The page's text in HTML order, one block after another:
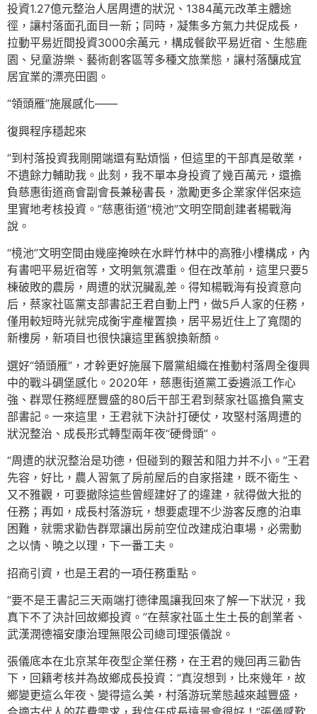
投資1.27億元整治人居周遭的狀況、1384萬元改革主體途
徑，讓村落面孔面目一新；同時，凝集多方氣力共促成長，
拉動平易近間投資3000余萬元，構成餐飲平易近宿、生態鹿
園、兒童游樂、藝術創客區等多種文旅業態，讓村落釀成宜
居宜業的漂亮田園。
“領頭雁”施展感化——
復興程序穩起來
“到村落投資我剛開端還有點煩惱，但這里的干部真是敬業，
不遺餘力輔助我。此刻，我不單本身投資了幾百萬元，還擔
負慈惠街道商會副會長兼秘書長，激勵更多企業家伴侶來這
里實地考核投資。”慈惠街道“樈池”文明空間創建者楊戰海
說。
“樈池”文明空間由幾座掩映在水畔竹林中的高雅小樓構成，內
有書吧平易近宿等，文明氣氛濃重。但在改革前，這里只要5
棟破敗的農房，周遭的狀況臟亂差。得知楊戰海有投資意向
后，蔡家社區黨支部書記王君自動上門，做5戶人家的任務，
僅用較短時光就完成衡宇產權置換，居平易近住上了寬闊的
新樓房，新項目也很快讓這里舊貌換新顏。
選好“領頭雁”，才幹更好施展下層黨組織在推動村落周全復興
中的戰斗碉堡感化。2020年，慈惠街道黨工委遴派工作心
強、群眾任務經歷豐盛的80后干部王君到蔡家社區擔負黨支
部書記。一來這里，王君就下決計打硬仗，攻堅村落周遭的
狀況整治、成長形式轉型兩年夜“硬骨頭”。
“周遭的狀況整治是功德，但碰到的艱苦和阻力并不小。”王君
先容，好比，農人習氣了房前屋后的自家搭建，既不衛生、
又不雅觀，可要撤除這些曾經建好了的違建，就得做大批的
任務；再如，成長村落游玩，想要處理不少游客反應的泊車
困難，就需求勸告群眾讓出房前空位改建成泊車場，必需動
之以情、曉之以理，下一番工夫。
招商引資，也是王君的一項任務重點。
“要不是王書記三天兩端打德律風讓我回來了解一下狀況，我
真下不了決計回故鄉投資。”在蔡家社區土生土長的創業者、
武漢潤德福安康治理無限公司總司理張儀說。
張儀底本在北京某年夜型企業任務，在王君的幾回再三勸告
下，回籍考核并為故鄉成長投資：“真沒想到，比來幾年，故
鄉變更這么年夜、變得這么美，村落游玩業態越來越豐盛，